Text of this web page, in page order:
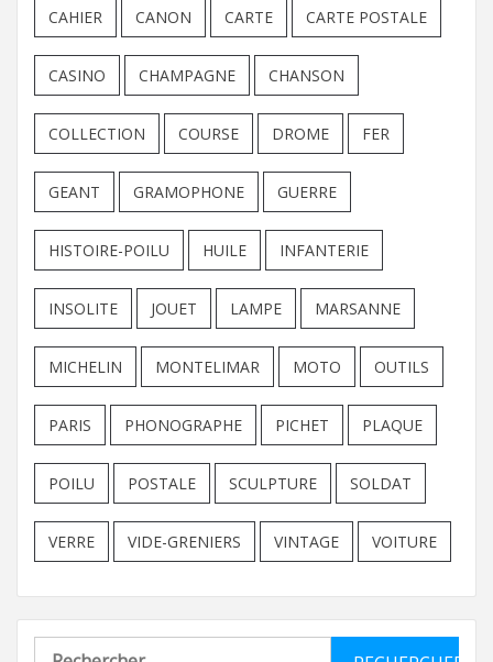
CAHIER CANON CARTE CARTE POSTALE
CASINO CHAMPAGNE CHANSON
COLLECTION COURSE DROME FER
GEANT GRAMOPHONE GUERRE
HISTOIRE-POILU HUILE INFANTERIE
INSOLITE JOUET LAMPE MARSANNE
MICHELIN MONTELIMAR MOTO OUTILS
PARIS PHONOGRAPHE PICHET PLAQUE
POILU POSTALE SCULPTURE SOLDAT
VERRE VIDE-GRENIERS VINTAGE VOITURE
Rechercher :